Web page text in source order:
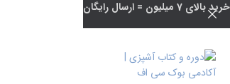
وضعیت موجودی
فروش ویژه
خرید بالای 7 میلیون = ارسال رایگان